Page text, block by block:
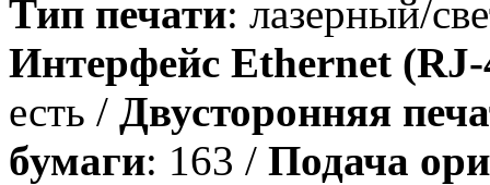
Тип печати: лазерный/
Интерфейс Ethernet
есть / Двусторонняя
бумаги: 163 / Подача